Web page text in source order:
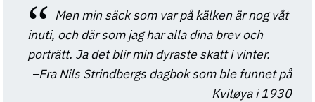
Men min säck som var på kälken är nog våt
inuti, och där som jag har alla dina brev och
porträtt. Ja det blir min dyraste skatt i vinter.
Fra Nils Strindbergs dagbok som ble funnet på
Kvitøya i 1930